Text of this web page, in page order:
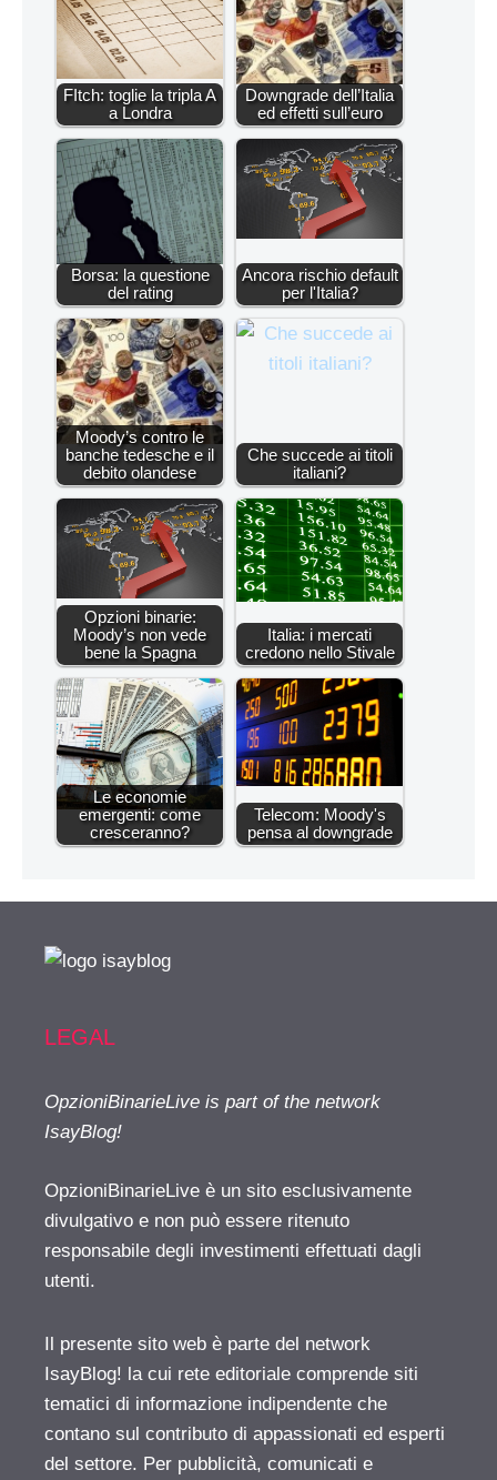
FItch: toglie la tripla A
a Londra
Downgrade dell’Italia
ed effetti sull’euro
Borsa: la questione
del rating
Ancora rischio default
per l'Italia?
Moody’s contro le
banche tedesche e il
debito olandese
Che succede ai titoli
italiani?
Opzioni binarie:
Moody’s non vede
bene la Spagna
Italia: i mercati
credono nello Stivale
Le economie
emergenti: come
cresceranno?
Telecom: Moody's
pensa al downgrade
LEGAL
OpzioniBinarieLive is part of the network
IsayBlog!
OpzioniBinarieLive è un sito esclusivamente
divulgativo e non può essere ritenuto
responsabile degli investimenti effettuati dagli
utenti.
Il presente sito web è parte del network
IsayBlog! la cui rete editoriale comprende siti
tematici di informazione indipendente che
contano sul contributo di appassionati ed esperti
del settore. Per pubblicità, comunicati e